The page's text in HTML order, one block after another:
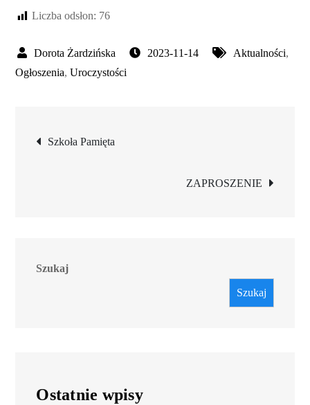
Liczba odsłon: 76
2023-11-14 Aktualności,
Ogłoszenia,Uroczystości
Nawigacja
Szkoła Pamięta
ZAPROSZENIE
Szukaj
Szukaj
Ostatnie wpisy